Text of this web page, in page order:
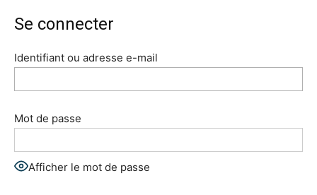
Se connecter
Identifiant ou adresse e-mail
Mot de passe
Afficher le mot de passe